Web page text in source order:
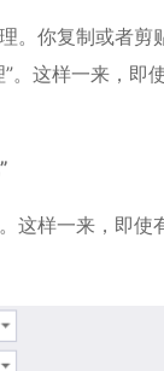
。你复制或者
。这样一来，即
这样一来，即